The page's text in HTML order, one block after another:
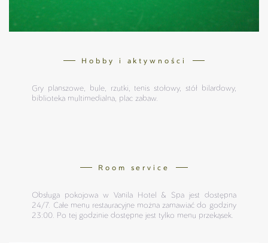
Hobby i aktywności
Gry planszowe, bule, rzutki, tenis stołowy, stół bilardowy,
biblioteka multimedialna, plac zabaw.
Room service
Obsługa pokojowa w Vanila Hotel & Spa jest dostępna
24/7. Całe menu restauracyjne można zamawiać do godziny
23:00. Po tej godzinie dostępne jest tylko menu przekąsek.